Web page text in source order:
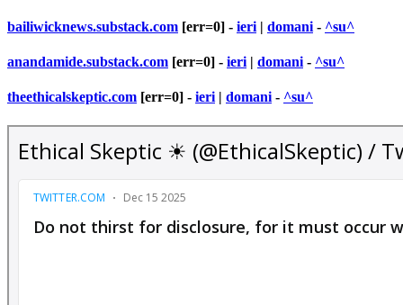
bailiwicknews.substack.com [err=0] - ieri | domani - ^su^
anandamide.substack.com [err=0] - ieri | domani - ^su^
theethicalskeptic.com [err=0] - ieri | domani - ^su^